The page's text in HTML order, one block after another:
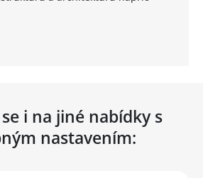
i na jiné nabídky s
nastavením: